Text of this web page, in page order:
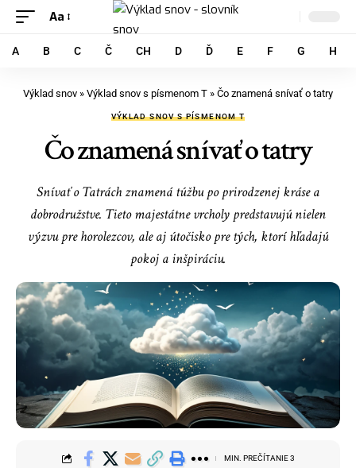
Aa
A B C Č CH D Ď E F G H
Výklad snov » Výklad snov s písmenom T » Čo znamená snívať o tatry
VÝKLAD SNOV S PÍSMENOM T
Čo znamená snívať o tatry
Snívať o Tatrách znamená túžbu po prirodzenej kráse a
dobrodružstve. Tieto majestátne vrcholy predstavujú nielen
výzvu pre horolezcov, ale aj útočisko pre tých, ktorí hľadajú
pokoj a inšpiráciu.
MIN. PREČÍTANIE 3